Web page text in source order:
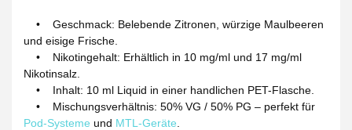
• Geschmack: Belebende Zitronen, würzige Maulbeeren
und eisige Frische.
• Nikotingehalt: Erhältlich in 10 mg/ml und 17 mg/ml
Nikotinsalz.
• Inhalt: 10 ml Liquid in einer handlichen PET-Flasche.
• Mischungsverhältnis: 50% VG / 50% PG – perfekt für
Pod-Systeme und MTL-Geräte